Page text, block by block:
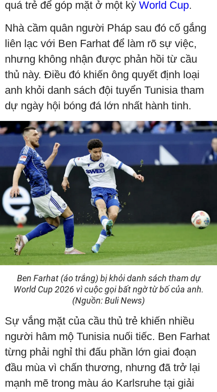
quá trẻ để góp mặt ở một kỳ World Cup.
Nhà cầm quân người Pháp sau đó cố gắng
liên lạc với Ben Farhat để làm rõ sự việc,
nhưng không nhận được phản hồi từ cầu
thủ này. Điều đó khiến ông quyết định loại
anh khỏi danh sách đội tuyển Tunisia tham
dự ngày hội bóng đá lớn nhất hành tinh.
Ben Farhat (áo trắng) bị khỏi danh sách tham dự
World Cup 2026 vì cuộc gọi bất ngờ từ bố của anh.
(Nguồn: Buli News)
Sự vắng mặt của cầu thủ trẻ khiến nhiều
người hâm mộ Tunisia nuối tiếc. Ben Farhat
từng phải nghỉ thi đấu phần lớn giai đoạn
đầu mùa vì chấn thương, nhưng đã trở lại
mạnh mẽ trong màu áo Karlsruhe tại giải